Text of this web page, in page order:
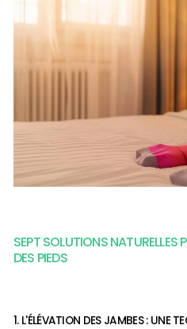
SEPT SOLUTIONS
DES PIEDS
1. L'ÉLÉVATION DES JAMBES : UNE